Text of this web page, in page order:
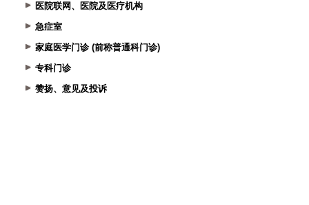
医院联网、医院及医疗机构
急症室
家庭医学门诊 (前称普通科门诊)
专科门诊
赞扬、意见及投诉